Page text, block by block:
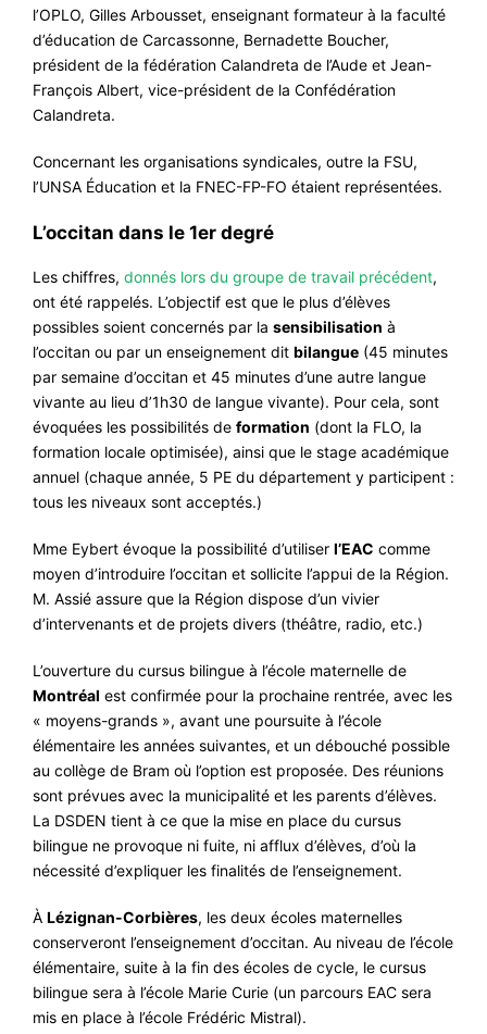
l’OPLO, Gilles Arbousset, enseignant formateur à la faculté
d’éducation de Carcassonne, Bernadette Boucher,
président de la fédération Calandreta de l’Aude et Jean-
François Albert, vice-président de la Confédération
Calandreta.
Concernant les organisations syndicales, outre la FSU,
l’UNSA Éducation et la FNEC-FP-FO étaient représentées.
L’occitan dans le 1er degré
Les chiffres, donnés lors du groupe de travail précédent,
ont été rappelés. L’objectif est que le plus d’élèves
possibles soient concernés par la sensibilisation à
l’occitan ou par un enseignement dit bilangue (45 minutes
par semaine d’occitan et 45 minutes d’une autre langue
vivante au lieu d’1h30 de langue vivante). Pour cela, sont
évoquées les possibilités de formation (dont la FLO, la
formation locale optimisée), ainsi que le stage académique
annuel (chaque année, 5 PE du département y participent :
tous les niveaux sont acceptés.)
Mme Eybert évoque la possibilité d’utiliser l’EAC comme
moyen d’introduire l’occitan et sollicite l’appui de la Région.
M. Assié assure que la Région dispose d’un vivier
d’intervenants et de projets divers (théâtre, radio, etc.)
L’ouverture du cursus bilingue à l’école maternelle de
Montréal est confirmée pour la prochaine rentrée, avec les
« moyens-grands », avant une poursuite à l’école
élémentaire les années suivantes, et un débouché possible
au collège de Bram où l’option est proposée. Des réunions
sont prévues avec la municipalité et les parents d’élèves.
La DSDEN tient à ce que la mise en place du cursus
bilingue ne provoque ni fuite, ni afflux d’élèves, d’où la
nécessité d’expliquer les finalités de l’enseignement.
À Lézignan-Corbières, les deux écoles maternelles
conserveront l’enseignement d’occitan. Au niveau de l’école
élémentaire, suite à la fin des écoles de cycle, le cursus
bilingue sera à l’école Marie Curie (un parcours EAC sera
mis en place à l’école Frédéric Mistral).